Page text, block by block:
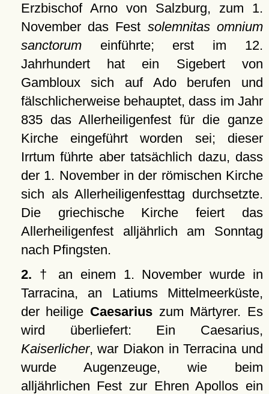
Erzbischof Arno von Salzburg, zum 1.
November das Fest solemnitas omnium
sanctorumeinführte; erst im 12.
Jahrhundert hat ein Sigebert von
Gambloux sich auf Ado berufen und
fälschlicherweise behauptet, dass im Jahr
835 das Allerheiligenfest für die ganze
Kirche eingeführt worden sei; dieser
Irrtum führte aber tatsächlich dazu, dass
der 1. November in der römischen Kirche
sich als Allerheiligenfesttag durchsetzte.
Die griechische Kirche feiert das
Allerheiligenfest alljährlich am Sonntag
nach Pfingsten.
2. † an einem 1. November wurde in
Tarracina, an Latiums Mittelmeerküste,
der heilige Caesarius zum Märtyrer. Es
wird überliefert: Ein Caesarius,
Kaiserlicher, war Diakon in Terracina und
wurde Augenzeuge, wie beim
alljährlichen Fest zur Ehren Apollos ein